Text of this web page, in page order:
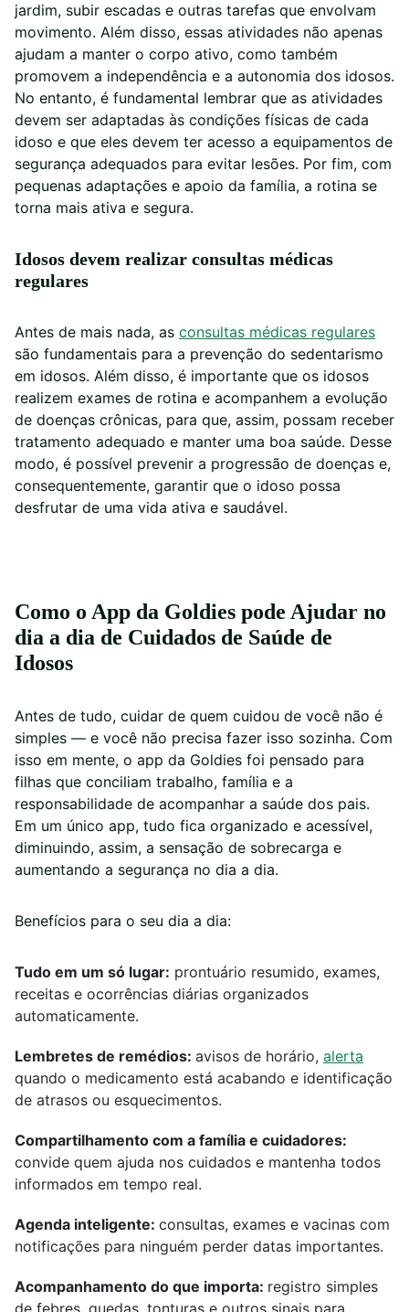
jardim, subir escadas e outras tarefas que envolvam
movimento. Além disso, essas atividades não apenas
ajudam a manter o corpo ativo, como também
promovem a independência e a autonomia dos idosos.
No entanto, é fundamental lembrar que as atividades
devem ser adaptadas às condições físicas de cada
idoso e que eles devem ter acesso a equipamentos de
segurança adequados para evitar lesões. Por fim, com
pequenas adaptações e apoio da família, a rotina se
torna mais ativa e segura.
Idosos devem realizar consultas médicas
regulares
Antes de mais nada, as consultas médicas regulares
são fundamentais para a prevenção do sedentarismo
em idosos. Além disso, é importante que os idosos
realizem exames de rotina e acompanhem a evolução
de doenças crônicas, para que, assim, possam receber
tratamento adequado e manter uma boa saúde. Desse
modo, é possível prevenir a progressão de doenças e,
consequentemente, garantir que o idoso possa
desfrutar de uma vida ativa e saudável.
Como o App da Goldies pode Ajudar no
dia a dia de Cuidados de Saúde de
Idosos
Antes de tudo, cuidar de quem cuidou de você não é
simples — e você não precisa fazer isso sozinha. Com
isso em mente, o app da Goldies foi pensado para
filhas que conciliam trabalho, família e a
responsabilidade de acompanhar a saúde dos pais.
Em um único app, tudo fica organizado e acessível,
diminuindo, assim, a sensação de sobrecarga e
aumentando a segurança no dia a dia.
Benefícios para o seu dia a dia:
Tudo em um só lugar: prontuário resumido, exames,
receitas e ocorrências diárias organizados
automaticamente.
Lembretes de remédios: avisos de horário, alerta
quando o medicamento está acabando e identificação
de atrasos ou esquecimentos.
Compartilhamento com a família e cuidadores:
convide quem ajuda nos cuidados e mantenha todos
informados em tempo real.
Agenda inteligente: consultas, exames e vacinas com
notificações para ninguém perder datas importantes.
Acompanhamento do que importa: registro simples